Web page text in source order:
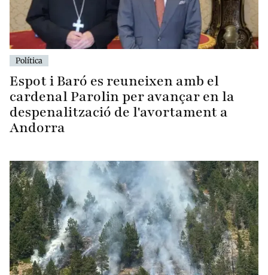
Política
Espot i Baró es reuneixen amb el
cardenal Parolin per avançar en la
despenalització de l'avortament a
Andorra